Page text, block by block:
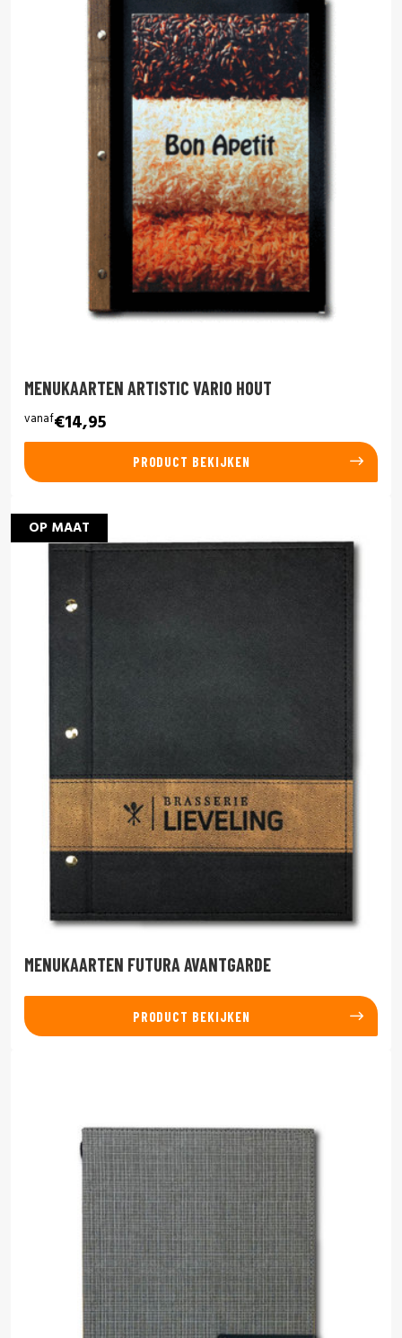
MENUKAARTEN ARTISTIC VARIO HOUT
vanaf€14,95
PRODUCT BEKIJKEN
OP MAAT
MENUKAARTEN FUTURA AVANTGARDE
PRODUCT BEKIJKEN